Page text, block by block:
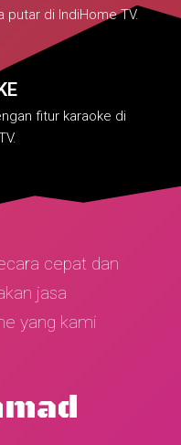
putar di IndiHome TV.
fitur karaoke di
cepat dan
jasa
yang kami